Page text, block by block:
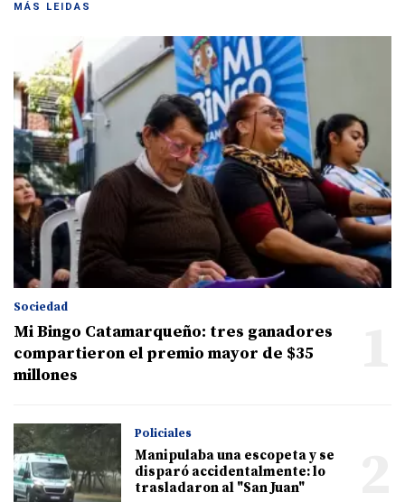
MÁS LEIDAS
Sociedad
Mi Bingo Catamarqueño: tres ganadores
compartieron el premio mayor de $35
millones
Policiales
Manipulaba una escopeta y se
disparó accidentalmente: lo
trasladaron al "San Juan"